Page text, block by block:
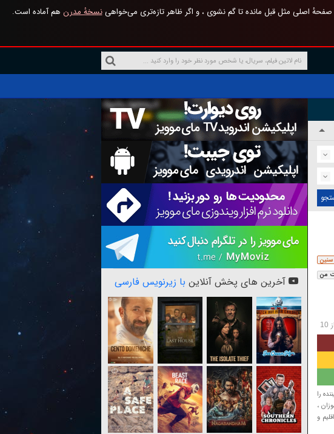
اصلی مثل قبل مانده تا گم نشوی ، و اگر ظاهر تازه‌تری می‌خواهینسخهٔ مدرن هم آماده است.
من
از 10
را
،
و
آخرین های پخش آنلاین با زیرنویس فارسی